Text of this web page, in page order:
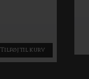
Tilføj til kurv